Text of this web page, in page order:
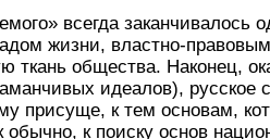
всегда заканчивалось
жизни, властно-
ткань общества. Наконец,
идеалов), русское
присуще, к тем основам,
к поиску основ